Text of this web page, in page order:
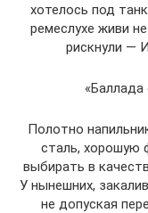
хотелось под
ремеслухе живи
рискнули —
Полотно
сталь, хорошую
выбирать в
У нынешних,
не допуская